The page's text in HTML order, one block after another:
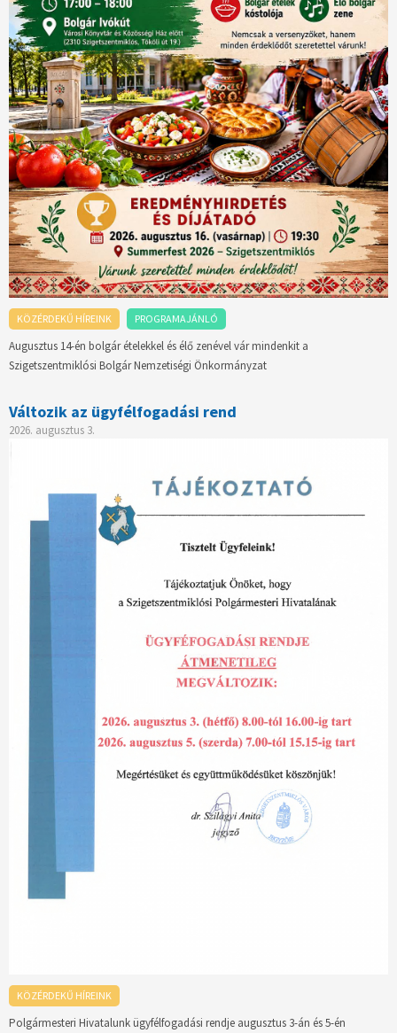
KÖZÉRDEKŰ HÍREINK PROGRAMAJÁNLÓ
Augusztus 14-én bolgár ételekkel és élő zenével vár mindenkit a
Szigetszentmiklósi Bolgár Nemzetiségi Önkormányzat
Változik az ügyfélfogadási rend
2026. augusztus 3.
KÖZÉRDEKŰ HÍREINK
Polgármesteri Hivatalunk ügyfélfogadási rendje augusztus 3-án és 5-én